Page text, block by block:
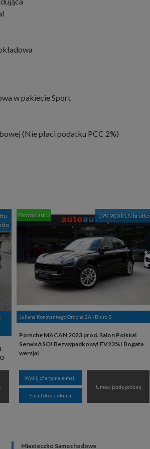
w pakiecie Sport
(Nie płaci podatku PCC 2%)
199 900 PLN brutto
Pewne auto
Juliana Konstantego Ordona 2A - Biuro B
Porsche MACAN 2023 prod. Salon Polska!
SerwisASO! Bezwypadkowy! FV23%! Bogata
wersja!
Wyślij ofertę na e-mail
Email do opiekuna
Umów jazdę próbną
Miasteczko Samochodowe